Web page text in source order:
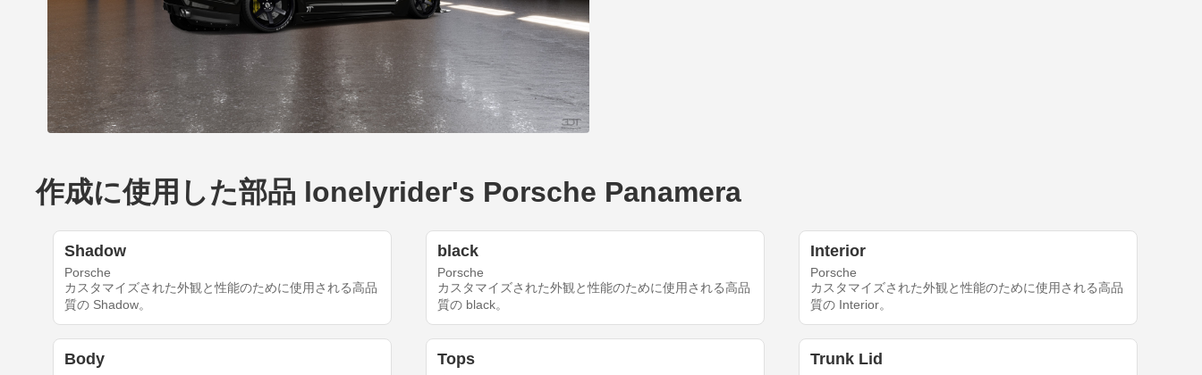
作成に使用した部品 lonelyrider's Porsche Panamera
Shadow
Porsche
カスタマイズされた外観と性能のために使用される高品
質の Shadow。
black
Porsche
カスタマイズされた外観と性能のために使用される高品
質の black。
Interior
Porsche
カスタマイズされた外観と性能のために使用される高品
質の Interior。
Body Tops Trunk Lid